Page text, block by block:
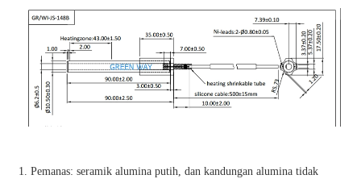
1. Pemanas: seramik alumina putih, dan kandungan alumina tidak